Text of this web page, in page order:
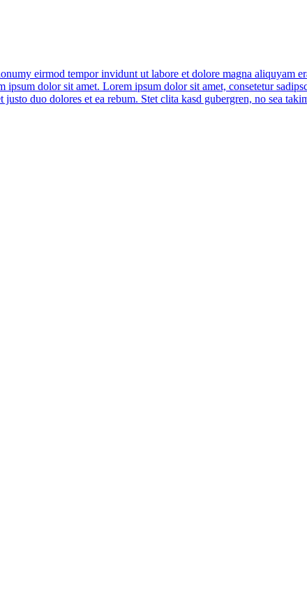
eirmod tempor invidunt ut labore et dolore magna aliquyam
ipsum dolor sit amet. Lorem ipsum dolor sit amet, consetetur
duo dolores et ea rebum. Stet clita kasd gubergren, no sea